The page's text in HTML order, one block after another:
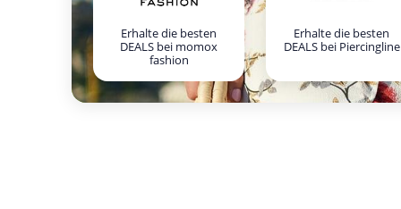
Erhalte die besten
DEALS bei momox
fashion
Erhalte die besten
DEALS bei Piercingline